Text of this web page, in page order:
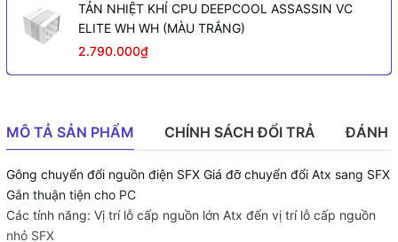
TẢN NHIỆT KHÍ CPU DEEPCOOL ASSASSIN VC
ELITE WH WH (MÀU TRẮNG)
2.790.000₫
MÔ TẢ SẢN PHẨM CHÍNH SÁCH ĐỔI TRẢ ĐÁNH
Gông chuyển đổi nguồn điện SFX Giá đỡ chuyển đổi Atx sang SFX
Gắn thuận tiện cho PC
Các tính năng: Vị trí lỗ cấp nguồn lớn Atx đến vị trí lỗ cấp nguồn
nhỏ SFX